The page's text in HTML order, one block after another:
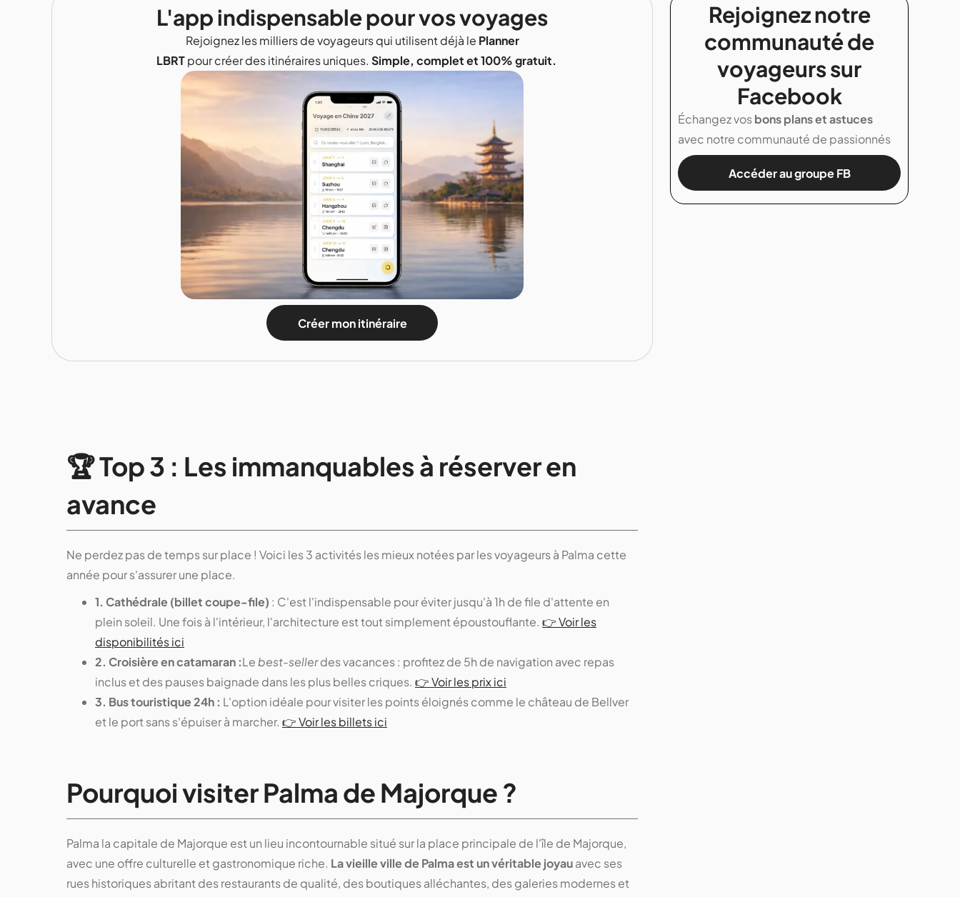
L'app indispensable pour vos voyages
Rejoignez les milliers de voyageurs qui utilisent déjà le Planner
LBRTpour créer des itinéraires uniques. Simple, complet et 100% gratuit.
Créer mon itinéraire
🏆 Top 3 : Les immanquables à réserver en
avance
Ne perdez pas de temps sur place ! Voici les 3 activités les mieux notées par les voyageurs à Palma cette
année pour s'assurer une place.
1. Cathédrale (billet coupe-file) : C'est l'indispensable pour éviter jusqu'à 1h de file d'attente en
plein soleil. Une fois à l'intérieur, l'architecture est tout simplement époustouflante. 👉 Voir les
disponibilités ici
2. Croisière en catamaran :Le best-sellerdes vacances : profitez de 5h de navigation avec repas
inclus et des pauses baignade dans les plus belles criques. 👉 Voir les prix ici
3. Bus touristique 24h : L'option idéale pour visiter les points éloignés comme le château de Bellver
et le port sans s'épuiser à marcher. 👉 Voir les billets ici
Pourquoi visiter Palma de Majorque ?
Palma la capitale de Majorque est un lieu incontournable situé sur la place principale de l'île de Majorque,
avec une offre culturelle et gastronomique riche. La vieille ville de Palma est un véritable joyauavec ses
rues historiques abritant des restaurants de qualité, des boutiques alléchantes, des galeries modernes et
Rejoignez notre
communauté de
voyageurs sur
Facebook
Échangez vosbons plans et astuces
avec notre communauté de passionnés
Accéder au groupe FB